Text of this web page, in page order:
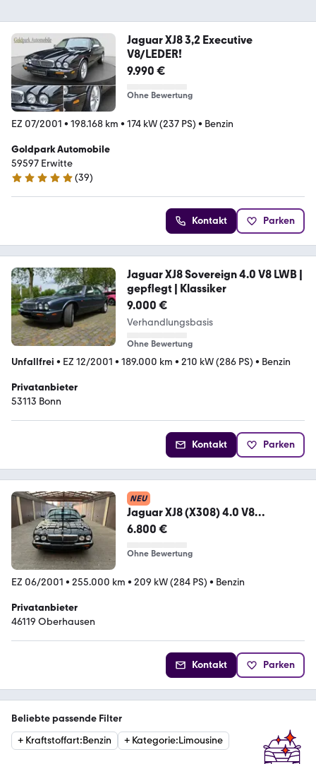
Jaguar XJ8 3,2 Executive
V8/LEDER!
9.990 €
Ohne Bewertung
EZ 07/2001 • 198.168 km • 174 kW (237 PS) • Benzin
Goldpark Automobile
59597 Erwitte
5 Sterne
(39)
Kontakt Parken
Jaguar XJ8 Sovereign 4.0 V8 LWB |
gepflegt | Klassiker
9.000 €
Verhandlungsbasis
Ohne Bewertung
Unfallfrei • EZ 12/2001 • 189.000 km • 210 kW (286 PS) • Benzin
Privatanbieter
53113 Bonn
Kontakt Parken
NEU
Jaguar XJ8 (X308) 4.0 V8
Sovereign ( Tausc...
6.800 €
Ohne Bewertung
EZ 06/2001 • 255.000 km • 209 kW (284 PS) • Benzin
Privatanbieter
46119 Oberhausen
Kontakt Parken
Beliebte passende Filter
+ Kraftstoffart:Benzin + Kategorie:Limousine